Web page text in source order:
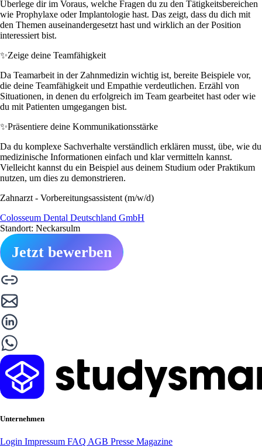
Überlege dir im Voraus, welche Fragen du zu den Tätigkeitsbereichen
wie Prophylaxe oder Implantologie hast. Das zeigt, dass du dich mit
den Themen auseinandergesetzt hast und wirklich an der Position
interessiert bist.
✨Zeige deine Teamfähigkeit
Da Teamarbeit in der Zahnmedizin wichtig ist, bereite Beispiele vor,
die deine Teamfähigkeit und Empathie verdeutlichen. Erzähl von
Situationen, in denen du erfolgreich im Team gearbeitet hast oder wie
du mit Patienten umgegangen bist.
✨Präsentiere deine Kommunikationsstärke
Da du komplexe Sachverhalte verständlich erklären musst, übe, wie du
medizinische Informationen einfach und klar vermitteln kannst.
Vielleicht kannst du ein Beispiel aus deinem Studium oder Praktikum
nutzen, um dies zu demonstrieren.
Zahnarzt - Vorbereitungsassistent (m/w/d)
Colosseum Dental Deutschland GmbH
Standort: Neckarsulm
Jetzt bewerben
Unternehmen
Login Impressum FAQ AGB Presse Magazine